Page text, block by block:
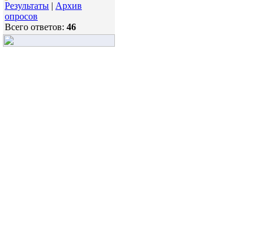
Результаты | Архив
опросов
Всего ответов: 46